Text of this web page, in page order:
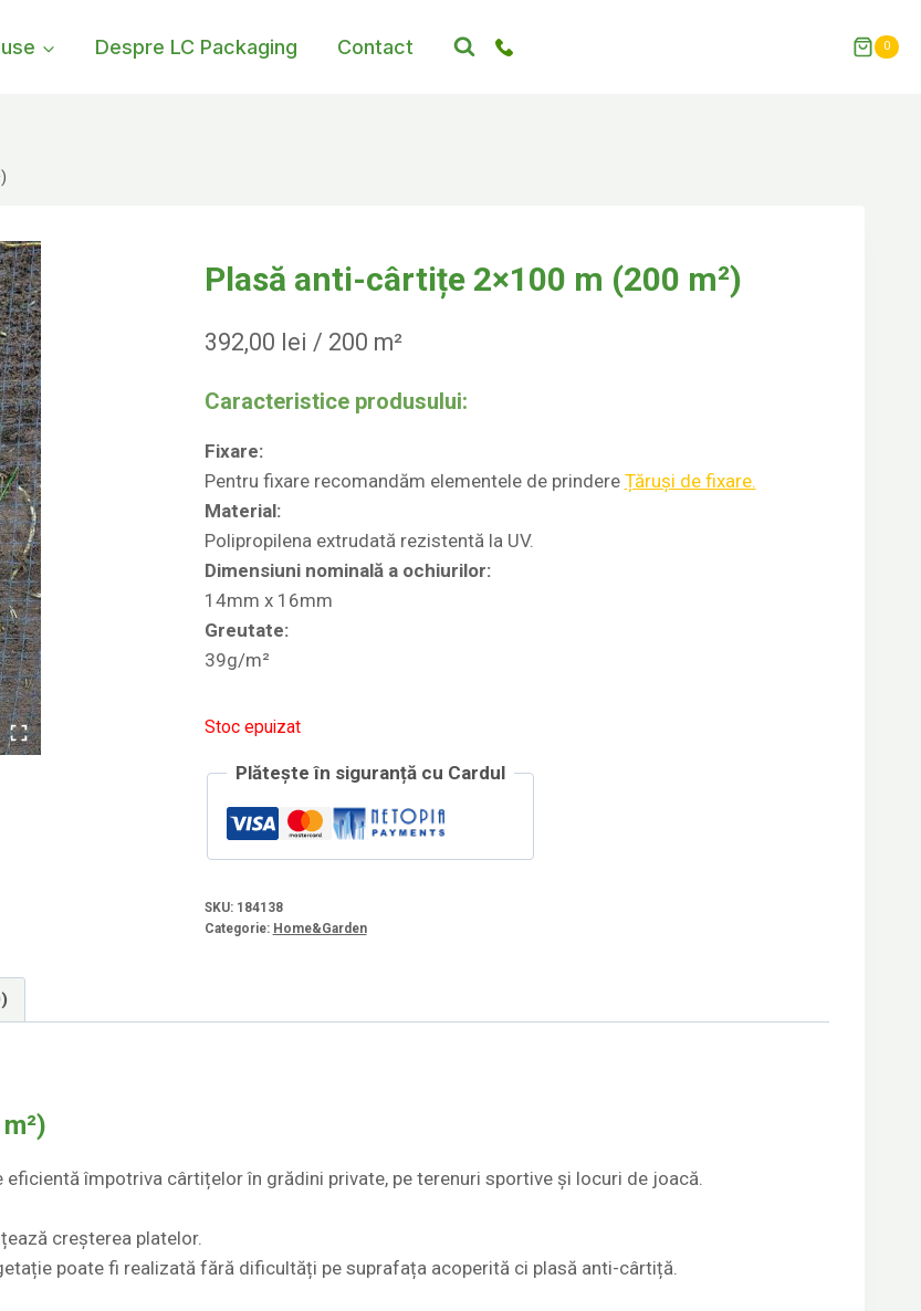
Despre LC Packaging Contact 0
Plasă anti-cârtițe 2×100 m (200 m²)
392,00 lei / 200 m²
Caracteristice produsului:
Fixare:
Pentru fixare recomandăm elementele de prindere Țăruși de fixare.
Material:
Polipropilena extrudată rezistentă la UV.
Dimensiuni nominală a ochiurilor:
14mm x 16mm
Greutate:
39g/m²
Stoc epuizat
Plătește în siguranță cu Cardul
SKU: 184138
Categorie: Home&Garden
împotriva cârtițelor în grădini private, pe terenuri sportive și locuri de joacă.
creșterea platelor.
poate fi realizată fără dificultăți pe suprafața acoperită ci plasă anti-cârtiță.